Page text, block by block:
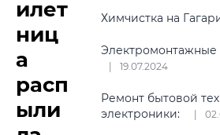
илет
ниц
а
расп
ыли
Химчистка на
Электромонтажные
19.07.2024
Ремонт бытовой
электроники: